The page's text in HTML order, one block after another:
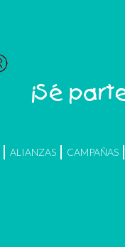
¡Sé
ALIANZAS CAMPAÑAS